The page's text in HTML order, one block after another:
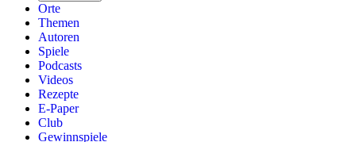
Orte
Themen
Autoren
Spiele
Podcasts
Videos
Rezepte
E-Paper
Club
Gewinnspiele